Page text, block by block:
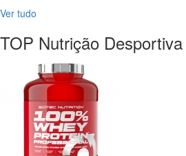
Ver tudo
TOP Nutrição Desportiva